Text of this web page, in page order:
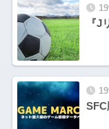
『J
SFC